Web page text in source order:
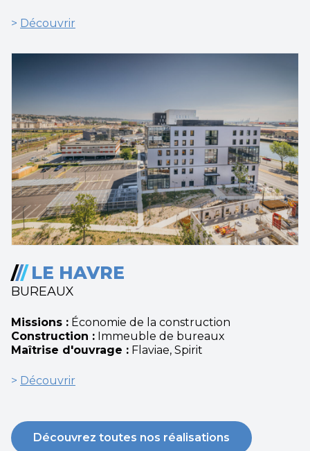
> Découvrir
/// LE HAVRE
BUREAUX
Missions : Économie de la construction
Construction : Immeuble de bureaux
Maîtrise d'ouvrage : Flaviae, Spirit
> Découvrir
Découvrez toutes nos réalisations